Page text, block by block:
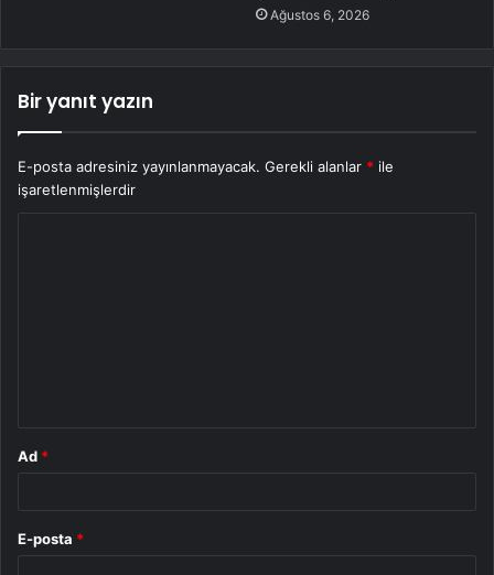
Ağustos 6, 2026
Bir yanıt yazın
E-posta adresiniz yayınlanmayacak. Gerekli alanlar * ile
işaretlenmişlerdir
Ad *
E-posta *